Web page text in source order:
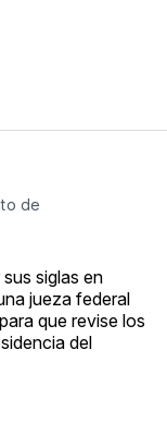
de
siglas en
jueza federal
que revise los
del